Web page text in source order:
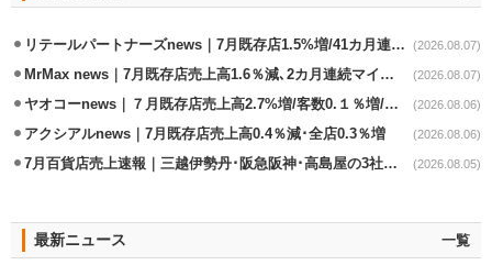
リテールパートナーズnews｜7月既存店1.5%増/41カ月連続増 (2026.08.07)
MrMax news｜7月既存店売上高1.6％減､2カ月連続マイナス (2026.08.07)
ヤオコーnews｜７月既存店売上高2.7%増/客数0.１％増/客単価2.6％増 (2026.08.06)
アクシアルnews｜7月既存店売上高0.4％減･全店0.3％増 (2026.08.06)
7月百貨店売上速報｜三越伊勢丹･阪急阪神･高島屋の3社は増収 (2026.08.05)
最新ニュース 一覧